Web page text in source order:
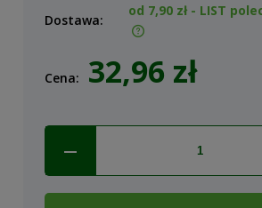
Dostawa:
od 7,90 zł - LIST
Cena: 32,96 zł